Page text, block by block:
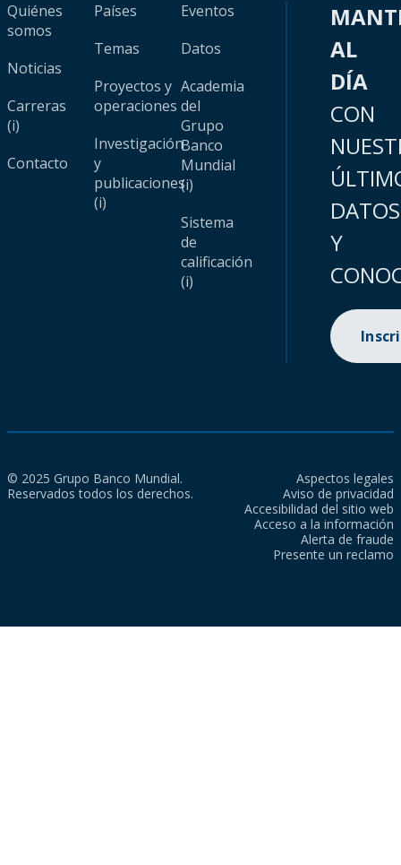
Quiénes
somos
Noticias
Carreras
(i)
Contacto
Países
Temas
Proyectos y
operaciones
Investigación
y
publicaciones
(i)
Eventos
Datos
Academia
del
Grupo
Banco
Mundial
(i)
Sistema
de
calificación
(i)
AL
DÍA
CON
DATOS
Y
© 2025 Grupo Banco Mundial.
Reservados todos los derechos.
Aspectos legales
Aviso de privacidad
Accesibilidad del sitio web
Acceso a la información
Alerta de fraude
Presente un reclamo